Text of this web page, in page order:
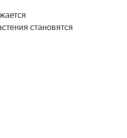
становятся